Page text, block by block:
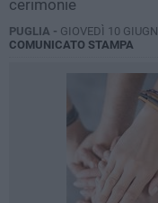
cerimonie
PUGLIA - GIOVEDÌ 10
COMUNICATO STAMPA